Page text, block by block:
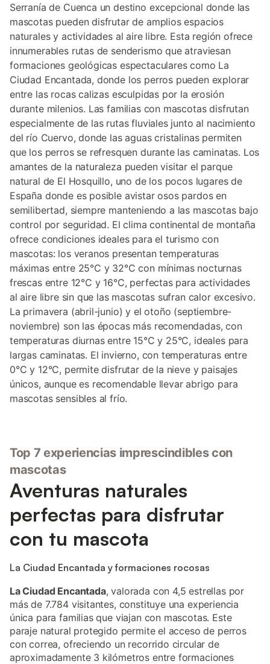
Serranía de Cuenca un destino excepcional donde las
mascotas pueden disfrutar de amplios espacios
naturales y actividades al aire libre. Esta región ofrece
innumerables rutas de senderismo que atraviesan
formaciones geológicas espectaculares como La
Ciudad Encantada, donde los perros pueden explorar
entre las rocas calizas esculpidas por la erosión
durante milenios. Las familias con mascotas disfrutan
especialmente de las rutas fluviales junto al nacimiento
del río Cuervo, donde las aguas cristalinas permiten
que los perros se refresquen durante las caminatas. Los
amantes de la naturaleza pueden visitar el parque
natural de El Hosquillo, uno de los pocos lugares de
España donde es posible avistar osos pardos en
semilibertad, siempre manteniendo a las mascotas bajo
control por seguridad. El clima continental de montaña
ofrece condiciones ideales para el turismo con
mascotas: los veranos presentan temperaturas
máximas entre 25°C y 32°C con mínimas nocturnas
frescas entre 12°C y 16°C, perfectas para actividades
al aire libre sin que las mascotas sufran calor excesivo.
La primavera (abril-junio) y el otoño (septiembre-
noviembre) son las épocas más recomendadas, con
temperaturas diurnas entre 15°C y 25°C, ideales para
largas caminatas. El invierno, con temperaturas entre
0°C y 12°C, permite disfrutar de la nieve y paisajes
únicos, aunque es recomendable llevar abrigo para
mascotas sensibles al frío.
Top 7 experiencias imprescindibles con
mascotas
Aventuras naturales
perfectas para disfrutar
con tu mascota
La Ciudad Encantada y formaciones rocosas
La Ciudad Encantada, valorada con 4,5 estrellas por
más de 7.784 visitantes, constituye una experiencia
única para familias que viajan con mascotas. Este
paraje natural protegido permite el acceso de perros
con correa, ofreciendo un recorrido circular de
aproximadamente 3 kilómetros entre formaciones